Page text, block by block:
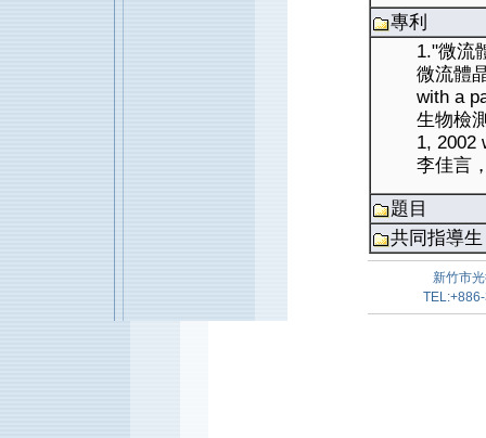
專利
1."微流
微流體
with a
生物檢
1, 2002
李佳言
題目
共同指導
新竹市